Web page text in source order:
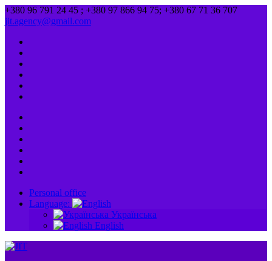
+380 96 791 24 45 ; +380 97 866 94 75; +380 67 71 36 707
jit.agency@gmail.com
Personal office
Language:
Українська
English